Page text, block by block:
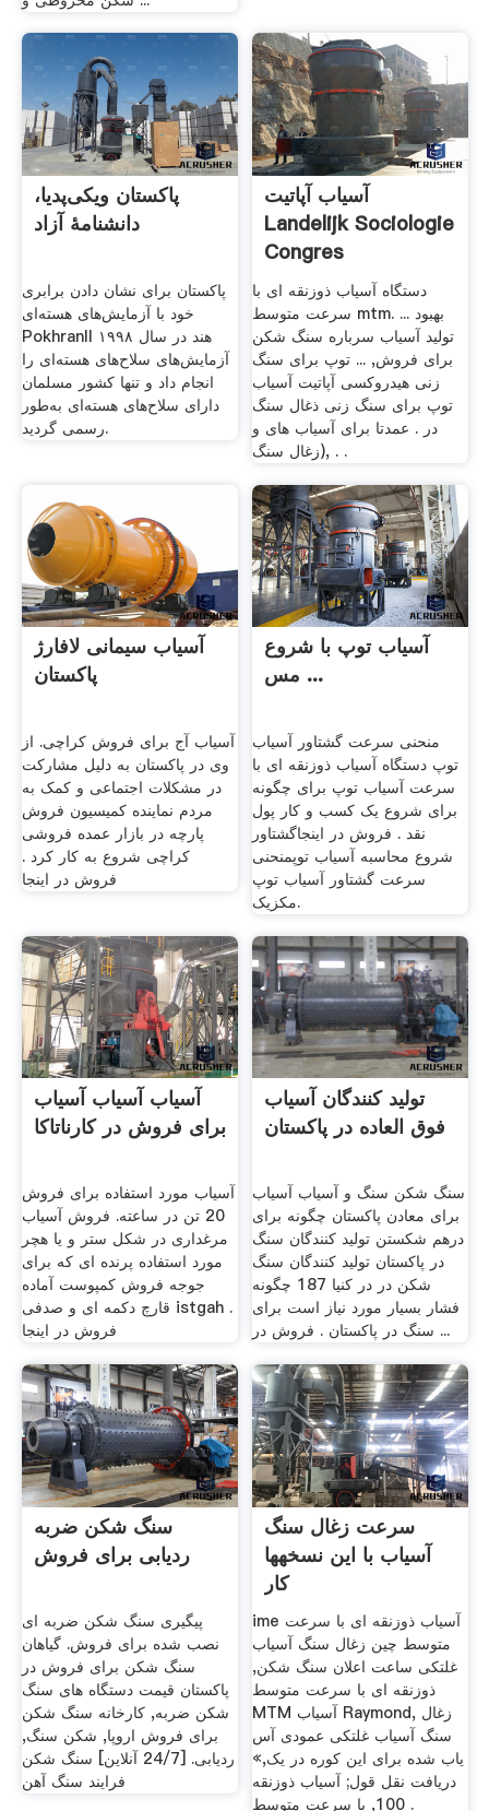
پاکستان ویکی‌پدیا،
دانشنامهٔ آزاد
پاکستان برای نشان دادن برابری
خود با آزمایش‌های هسته‌ای
PokhranII هند در سال ۱۹۹۸
آزمایش‌های سلاح‌های هسته‌ای را
انجام داد و تنها کشور مسلمان
دارای سلاح‌های هسته‌ای به‌طور
رسمی گردید.
آسیاب آپاتیت
Landelijk Sociologie
Congres
دستگاه آسیاب ذوزنقه ای با
سرعت متوسط mtm. ... بهبود
تولید آسیاب سرباره سنگ شکن
برای فروش, ... توپ برای سنگ
زنی هیدروکسی آپاتیت آسیاب
توپ برای سنگ زنی ذغال سنگ
در . عمدتا برای آسیاب های و
زغال سنگ), . .
آسیاب سیمانی لافارژ
پاکستان
آسیاب آج برای فروش کراچی. از
وی در پاکستان به دلیل مشارکت
در مشکلات اجتماعی و کمک به
مردم نماینده کمیسیون فروش
پارچه در بازار عمده فروشی
کراچی شروع به کار کرد .
فروش در اینجا
آسیاب توپ با شروع
مس ...
منحنی سرعت گشتاور آسیاب
توپ دستگاه آسیاب ذوزنقه ای با
سرعت آسیاب توپ برای چگونه
برای شروع یک کسب و کار پول
نقد . فروش در اینجاگشتاور
شروع محاسبه آسیاب توپمنحنی
سرعت گشتاور آسیاب توپ
مکزیک.
آسیاب آسیاب آسیاب
برای فروش در کارناتاکا
آسیاب مورد استفاده برای فروش
20 تن در ساعته. فروش آسیاب
مرغداری در شکل ستر و یا هچر
مورد استفاده پرنده ای که برای
جوجه فروش کمپوست آماده
قارچ دکمه ای و صدفی istgah .
فروش در اینجا
تولید کنندگان آسیاب
فوق العاده در پاکستان
سنگ شکن سنگ و آسیاب آسیاب
برای معادن پاکستان چگونه برای
درهم شکستن تولید کنندگان سنگ
در پاکستان تولید کنندگان سنگ
شکن در در کنیا 187 چگونه
فشار بسیار مورد نیاز است برای
سنگ در پاکستان . فروش در ...
سنگ شکن ضربه
ردیابی برای فروش
پیگیری سنگ شکن ضربه ای
نصب شده برای فروش. گیاهان
سنگ شکن برای فروش در
پاکستان قیمت دستگاه های سنگ
شکن ضربه, کارخانه سنگ شکن
برای فروش اروپا, شکن سنگ,
ردیابی. [24/7 آنلاین] سنگ شکن
فرایند سنگ آهن
سرعت زغال سنگ
آسیاب با این نسخهها
کار
ime آسیاب ذوزنقه ای با سرعت
متوسط چین زغال سنگ آسیاب
غلتکی ساعت اعلان سنگ شکن,
ذوزنقه ای با سرعت متوسط
MTM آسیاب Raymond, زغال
سنگ آسیاب غلتکی عمودی آس
یاب شده برای این کوره در یک,»
دریافت نقل قول; آسیاب ذوزنقه
100, با سرعت متوسط .